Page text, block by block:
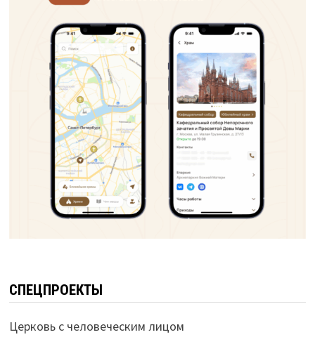
СПЕЦПРОЕКТЫ
Церковь с человеческим лицом